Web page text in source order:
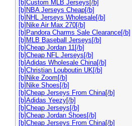
[b]Custom MLB Jerseys[/b]
[b]NBA Jerseys Cheap[/b]
[b]NHL Jerseys Wholesale[/b]
[b]Nike Air Max 270[/b]
[b]Pandora Charms Sale Clearance[/b]
[b]MLB Baseball Jerseys[/b]
[b]Cheap Jordan 11[/b]
[b]Cheap NFL Jerseys[/b]
[b]Adidas Wholesale China[/b]
[b]Christian Louboutin UK[/b]
[b]Nike Zoom[/b]
[b]Nike Shoes[/b]
[b]Cheap Jerseys From China[/b]
[b]Adidas Yeezy[/b]
[b]Cheap Jerseys[/b]
[b]Cheap Jordan Shoes[/b]
[b]Cheap Jerseys From China[/b]